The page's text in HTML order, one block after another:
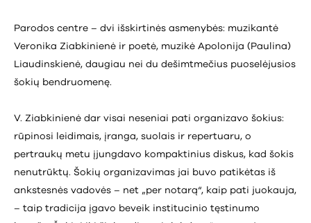
Parodos centre – dvi išskirtinės asmenybės: muzikantė
Veronika Ziabkinienė ir poetė, muzikė Apolonija (Paulina)
Liaudinskienė, daugiau nei du dešimtmečius puoselėjusios
šokių bendruomenę.
V. Ziabkinienė dar visai neseniai pati organizavo šokius:
rūpinosi leidimais, įranga, suolais ir repertuaru, o
pertraukų metu įjungdavo kompaktinius diskus, kad šokis
nenutrūktų. Šokių organizavimas jai buvo patikėtas iš
ankstesnės vadovės – net „per notarą“, kaip pati juokauja,
– taip tradicija įgavo beveik institucinio tęstinumo